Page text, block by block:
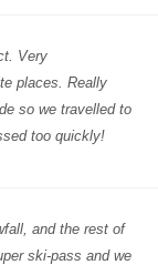
Very
places. Really
so we travelled to
too quickly!
and the rest of
ski-pass and we